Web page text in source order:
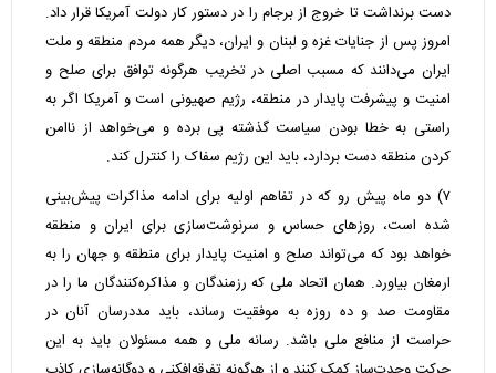
دست برنداشت تا خروج از برجام را در دستور کار دولت آمریکا قرار داد.
امروز پس از جنایات غزه و لبنان و ایران، دیگر همه مردم منطقه و ملت
ایران می‌دانند که مسبب اصلی در تخریب هرگونه توافق برای صلح و
امنیت و پیشرفت پایدار در منطقه، رژیم صهیونی است و آمریکا اگر به
راستی به خطا بودن سیاست گذشته پی برده و می‌خواهد از ناامن
کردن منطقه دست بردارد، باید این رژیم سفاک را کنترل کند.
۷) دو ماه پیش رو که در تفاهم اولیه برای ادامه مذاکرات پیش‌بینی
شده است، روزهای حساس و سرنوشت‌سازی برای ایران و منطقه
خواهد بود که می‌تواند صلح و امنیت پایدار برای منطقه و جهان را به
ارمغان بیاورد. همان اتحاد ملی که رزمندگان و مذاکره‌کنندگان ما را در
مقاومت صد و ده روزه به موفقیت رساند، باید مددرسان آنان در
حراست از منافع ملی باشد. رسانه ملی و همه مسئولان باید به این